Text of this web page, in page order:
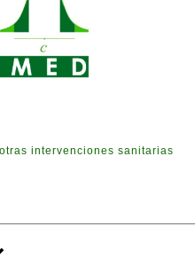
intervenciones sanitarias